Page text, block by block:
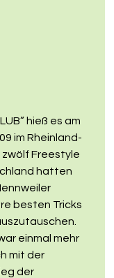
hieß es am
im Rheinland-
Freestyle
hatten
besten Tricks
einmal mehr
mit der
der